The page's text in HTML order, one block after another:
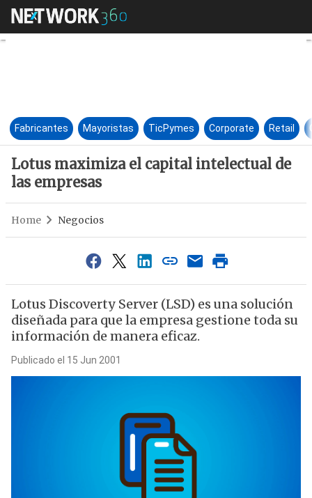
Lotus maximiza el capital
Fabricantes Mayoristas TicPymes Corporate Retail
Lotus maximiza el capital intelectual de
las empresas
Home Negocios
Lotus Discoverty Server (LSD) es una solución
diseñada para que la empresa gestione toda su
información de manera eficaz.
Publicado el 15 Jun 2001